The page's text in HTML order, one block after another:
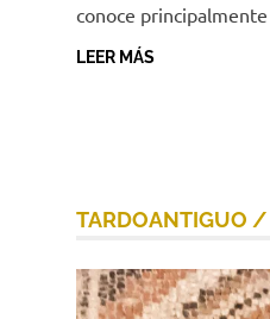
conoce
LEER MÁS
TARDOANTIGUO /